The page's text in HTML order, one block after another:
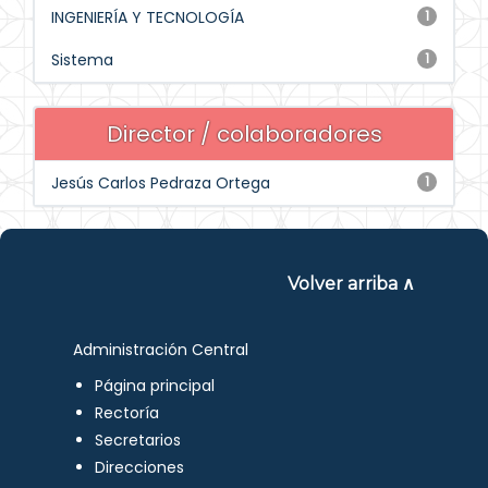
1
INGENIERÍA Y TECNOLOGÍA
1
Sistema
Director / colaboradores
1
Jesús Carlos Pedraza Ortega
Volver arriba ∧
Administración Central
Página principal
Rectoría
Secretarios
Direcciones